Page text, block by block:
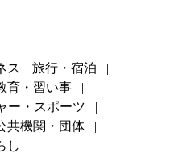
ス
旅行・宿泊
育・習い事
ー・スポーツ
共機関・団体
し